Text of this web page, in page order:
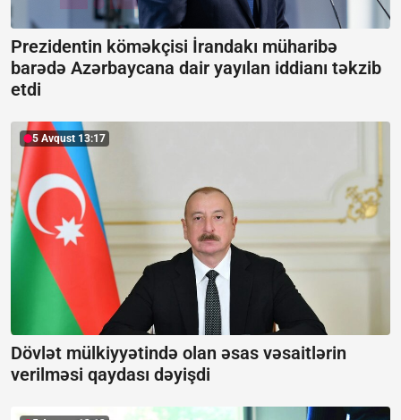
Prezidentin köməkçisi İrandakı müharibə
barədə Azərbaycana dair yayılan iddianı təkzib
etdi
5 Avqust 13:17
Dövlət mülkiyyətində olan əsas vəsaitlərin
verilməsi qaydası dəyişdi